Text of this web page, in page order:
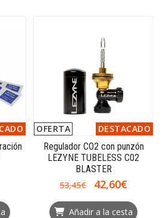
OFERTA
DESTACADO
Regulador CO2 con punzón
LEZYNE TUBELESS C02
BLASTER
53,45€
42,60€
Añadir a la cesta